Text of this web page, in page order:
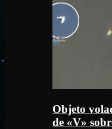
Objeto
de «V»